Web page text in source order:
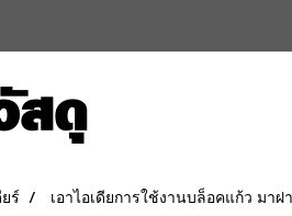
ร์ เอาไอเดียการใช้งานบล็อคแก้ว มาฝ